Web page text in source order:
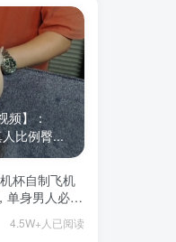
频】：
比例臀...
杯自制飞机
单身男人必
4.5W+人已阅读